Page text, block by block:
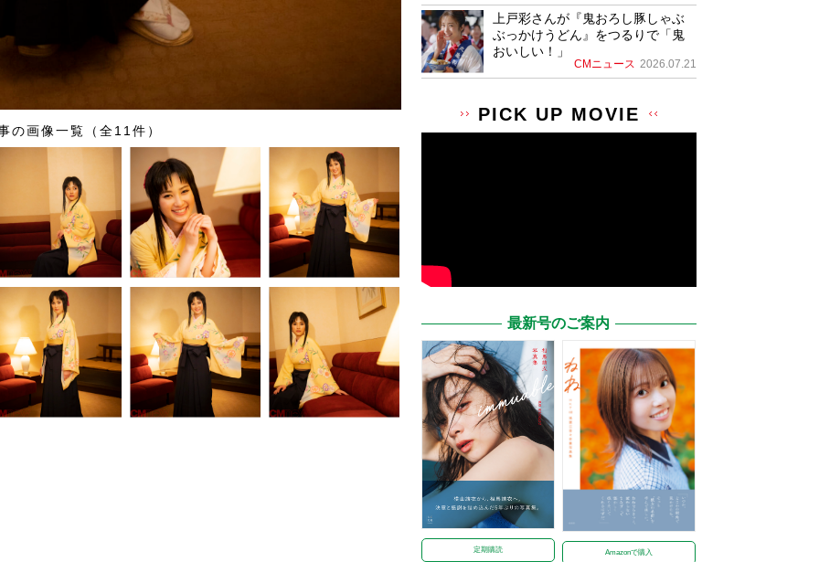
の画像一覧（全11件）
上戸彩さんが『鬼おろし豚しゃぶ
ぶっかけうどん』をつるりで「鬼
おいしい！」
CMニュース 2026.07.21
PICK UP MOVIE
最新号のご案内
定期購読 Amazonで購入